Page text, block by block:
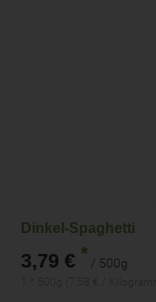
Dinkel-Spaghetti
3,79 € * / 500g